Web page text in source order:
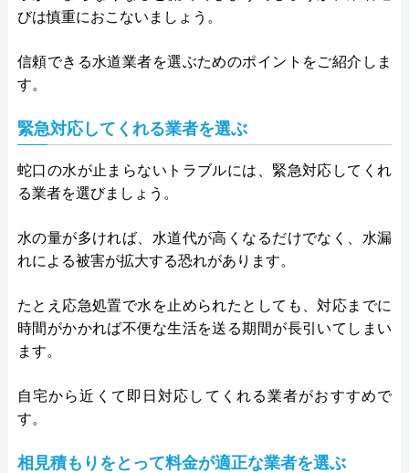
びは慎重におこないましょう。
信頼できる水道業者を選ぶためのポイントをご紹介しま
す。
緊急対応してくれる業者を選ぶ
蛇口の水が止まらないトラブルには、緊急対応してくれ
る業者を選びましょう。
水の量が多ければ、水道代が高くなるだけでなく、水漏
れによる被害が拡大する恐れがあります。
たとえ応急処置で水を止められたとしても、対応までに
時間がかかれば不便な生活を送る期間が長引いてしまい
ます。
自宅から近くて即日対応してくれる業者がおすすめで
す。
相見積もりをとって料金が適正な業者を選ぶ